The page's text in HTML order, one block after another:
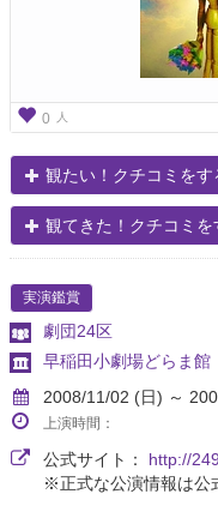
0 人
観たい！クチコミをす
観てきた！クチコミを
実演鑑賞
劇団24区
早稲田小劇場どらま館
2008/11/02 (日) ～
上演時間：
公式サイト： http://
※正式な公演情報は公